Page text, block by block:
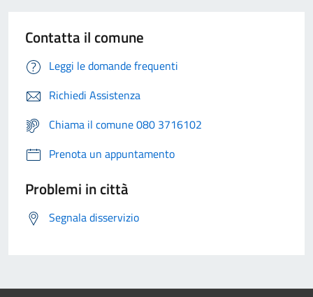
Contatta il comune
Leggi le domande frequenti
Richiedi Assistenza
Chiama il comune 080 3716102
Prenota un appuntamento
Problemi in città
Segnala disservizio